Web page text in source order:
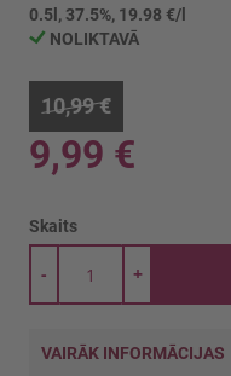
sākumu
0.5l, 37.5%, 19.98 €/l
NOLIKTAVĀ
10,99 €
9,99 €
Skaits
+
-
VAIRĀK INFORMĀCIJAS